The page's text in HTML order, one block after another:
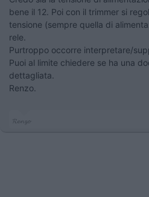
bene il 12. Poi con il trimmer si
tensione (sempre quella di
rele.
Purtroppo occorre interpretare/
Puoi al limite chiedere se ha una
dettagliata.
Renzo.
𝓡𝓮𝓷𝔃𝓸